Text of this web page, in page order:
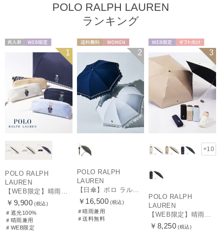
POLO RALPH LAUREN
ランキング
1
POLO RALPH
LAUREN
￥9,900 (税込)
＃遮光100%
＃晴雨兼用
＃WEB限定
2
POLO RALPH
LAUREN
￥16,500 (税込)
＃晴雨兼用
＃送料無料
ギフト向け
UNISEX
3
+10
POLO RALPH
LAUREN
【WEB限定】晴雨兼用折りたたみ日傘 ポロ ラルフ ローレン ポロポニー刺繍 POLO BEAR 雨の日OK 遮光100% 遮熱 簡単開閉 UV100% 晴雨兼用
￥8,250 (税込)